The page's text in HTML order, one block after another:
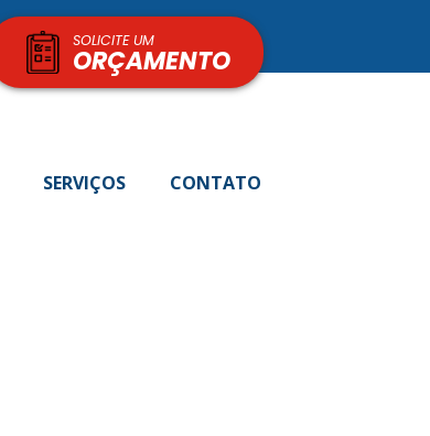
SOLICITE UM
ORÇAMENTO
SERVIÇOS CONTATO